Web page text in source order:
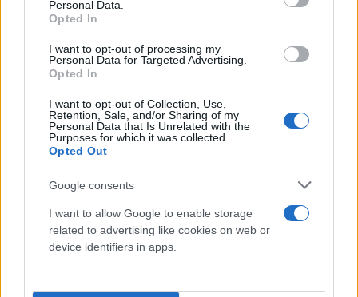
Personal Data.
Opted In
I want to opt-out of processing my
Personal Data for Targeted Advertising.
Opted In
I want to opt-out of Collection, Use,
Retention, Sale, and/or Sharing of my
Personal Data that Is Unrelated with the
Purposes for which it was collected.
Opted Out
Google consents
I want to allow Google to enable storage
related to advertising like cookies on web or
device identifiers in apps.
Προκλητικός Φιντάν για το Κυπριακό: «Η
ειρήνη οφείλεται στους Τούρκους
στρατιώτες»